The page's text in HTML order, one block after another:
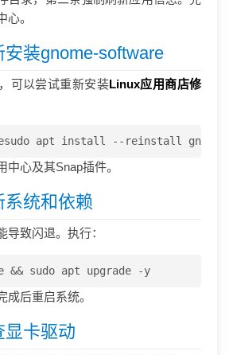
心。
装gnome-software
可以尝试重新安装Linux应用商店修
apt install --reinstall gnome-
心及其Snap插件。
统和依赖
导致闪退。执行：
&& sudo apt upgrade -y
成后重启系统。
显卡驱动